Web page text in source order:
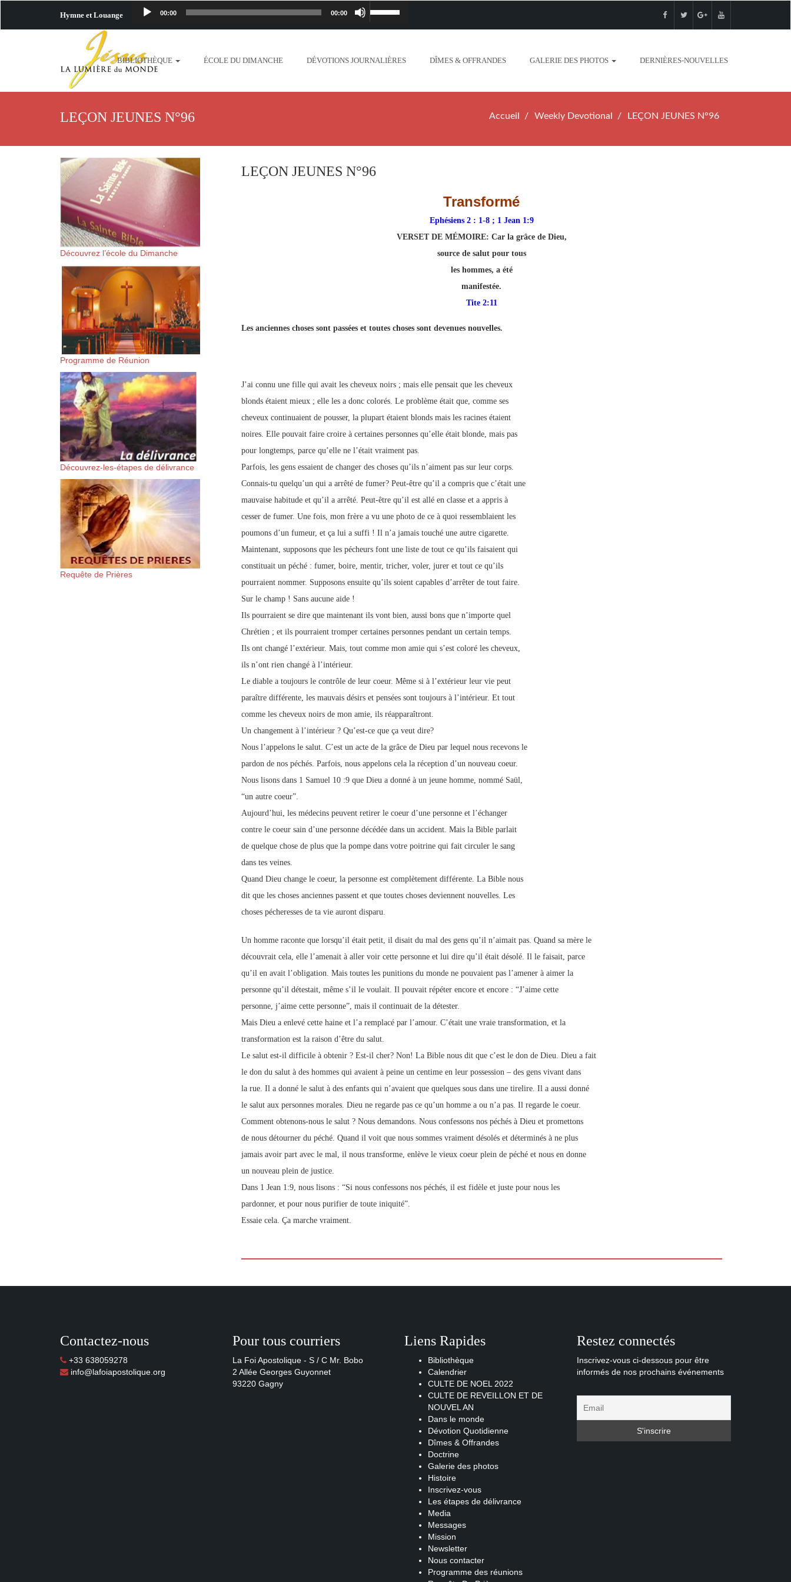
Hymne et Louange Lecteur
00:00 00:00 Utilisez
plus-pres-de-toi.mp3 http://www.lafoiapostolique.org/wp-
http://www.lafoiapostolique.org/wp-content/uploads/2018/06/Dieu-tout-puissant.mp3
http://www.lafoiapostolique.org/wp-content/uploads/2018/06/Cantique-tel-que-je-
suis-sans-rien-a-moi.mp3 http://www.lafoiapostolique.org/wp-
content/uploads/2018/06/Es-tu-lasse-rempli-de-tritesse.mp3
BIBLIOTHÈQUE ÉCOLE DU DIMANCHE DÉVOTIONS JOURNALIÈRES DÎMES & OFFRANDES GALERIE DES PHOTOS DERNIÈRES-NOUVELLES
LEÇON JEUNES N°96 Accueil Weekly Devotional LEÇON JEUNES N°96
Découvrez l’école du Dimanche
Programme de Réunion
Découvrez-les-étapes de délivrance
Requête de Prières
LEÇON JEUNES N°96
Transformé
Ephésiens 2 : 1-8 ; 1 Jean 1:9
VERSET DE MÉMOIRE: Car la grâce de Dieu,
source de salut pour tous
les hommes, a été
manifestée.
Tite 2:11
Les anciennes choses sont passées et toutes choses sont devenues nouvelles.
J’ai connu une fille qui avait les cheveux noirs ; mais elle pensait que les cheveux
blonds étaient mieux ; elle les a donc colorés. Le problème était que, comme ses
cheveux continuaient de pousser, la plupart étaient blonds mais les racines étaient
noires. Elle pouvait faire croire à certaines personnes qu’elle était blonde, mais pas
pour longtemps, parce qu’elle ne l’était vraiment pas.
Parfois, les gens essaient de changer des choses qu’ils n’aiment pas sur leur corps.
Connais-tu quelqu’un qui a arrêté de fumer? Peut-être qu’il a compris que c’était une
mauvaise habitude et qu’il a arrêté. Peut-être qu’il est allé en classe et a appris à
cesser de fumer. Une fois, mon frère a vu une photo de ce à quoi ressemblaient les
poumons d’un fumeur, et ça lui a suffi ! Il n’a jamais touché une autre cigarette.
Maintenant, supposons que les pécheurs font une liste de tout ce qu’ils faisaient qui
constituait un péché : fumer, boire, mentir, tricher, voler, jurer et tout ce qu’ils
pourraient nommer. Supposons ensuite qu’ils soient capables d’arrêter de tout faire.
Sur le champ ! Sans aucune aide !
Ils pourraient se dire que maintenant ils vont bien, aussi bons que n’importe quel
Chrétien ; et ils pourraient tromper certaines personnes pendant un certain temps.
Ils ont changé l’extérieur. Mais, tout comme mon amie qui s’est coloré les cheveux,
ils n’ont rien changé à l’intérieur.
Le diable a toujours le contrôle de leur coeur. Même si à l’extérieur leur vie peut
paraître différente, les mauvais désirs et pensées sont toujours à l’intérieur. Et tout
comme les cheveux noirs de mon amie, ils réapparaîtront.
Un changement à l’intérieur ? Qu’est-ce que ça veut dire?
Nous l’appelons le salut. C’est un acte de la grâce de Dieu par lequel nous recevons le
pardon de nos péchés. Parfois, nous appelons cela la réception d’un nouveau coeur.
Nous lisons dans 1 Samuel 10 :9 que Dieu a donné à un jeune homme, nommé Saül,
“un autre coeur”.
Aujourd’hui, les médecins peuvent retirer le coeur d’une personne et l’échanger
contre le coeur sain d’une personne décédée dans un accident. Mais la Bible parlait
de quelque chose de plus que la pompe dans votre poitrine qui fait circuler le sang
dans tes veines.
Quand Dieu change le coeur, la personne est complètement différente. La Bible nous
dit que les choses anciennes passent et que toutes choses deviennent nouvelles. Les
choses pécheresses de ta vie auront disparu.
Un homme raconte que lorsqu’il était petit, il disait du mal des gens qu’il n’aimait pas. Quand sa mère le
découvrait cela, elle l’amenait à aller voir cette personne et lui dire qu’il était désolé. Il le faisait, parce
qu’il en avait l’obligation. Mais toutes les punitions du monde ne pouvaient pas l’amener à aimer la
personne qu’il détestait, même s’il le voulait. Il pouvait répéter encore et encore : “J’aime cette
personne, j’aime cette personne”, mais il continuait de la détester.
Mais Dieu a enlevé cette haine et l’a remplacé par l’amour. C’était une vraie transformation, et la
transformation est la raison d’être du salut.
Le salut est-il difficile à obtenir ? Est-il cher? Non! La Bible nous dit que c’est le don de Dieu. Dieu a fait
le don du salut à des hommes qui avaient à peine un centime en leur possession – des gens vivant dans
la rue. Il a donné le salut à des enfants qui n’avaient que quelques sous dans une tirelire. Il a aussi donné
le salut aux personnes morales. Dieu ne regarde pas ce qu’un homme a ou n’a pas. Il regarde le coeur.
Comment obtenons-nous le salut ? Nous demandons. Nous confessons nos péchés à Dieu et promettons
de nous détourner du péché. Quand il voit que nous sommes vraiment désolés et déterminés à ne plus
jamais avoir part avec le mal, il nous transforme, enlève le vieux coeur plein de péché et nous en donne
un nouveau plein de justice.
Dans 1 Jean 1:9, nous lisons : “Si nous confessons nos péchés, il est fidèle et juste pour nous les
pardonner, et pour nous purifier de toute iniquité”.
Essaie cela. Ça marche vraiment.
Contactez-nous
+33 638059278
info@lafoiapostolique.org
Pour tous courriers
La Foi Apostolique - S / C Mr. Bobo
2 Allée Georges Guyonnet
93220 Gagny
Liens Rapides
Bibliothèque
Calendrier
CULTE DE NOEL 2022
CULTE DE REVEILLON ET DE
NOUVEL AN
Dans le monde
Dévotion Quotidienne
Dîmes & Offrandes
Doctrine
Galerie des photos
Histoire
Inscrivez-vous
Les étapes de délivrance
Media
Messages
Mission
Newsletter
Nous contacter
Programme des réunions
Restez connectés
Inscrivez-vous ci-dessous pour être
informés de nos prochains événements